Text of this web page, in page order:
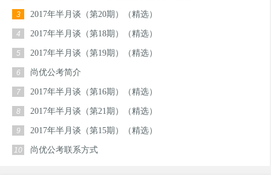
3 2017年半月谈（第20期）（精选）
4 2017年半月谈（第18期）（精选）
5 2017年半月谈（第19期）（精选）
6 尚优公考简介
7 2017年半月谈（第16期）（精选）
8 2017年半月谈（第21期）（精选）
9 2017年半月谈（第15期）（精选）
10 尚优公考联系方式